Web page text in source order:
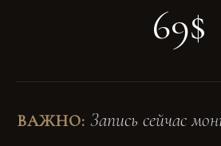
69$
ВАЖНО: Запись сейчас